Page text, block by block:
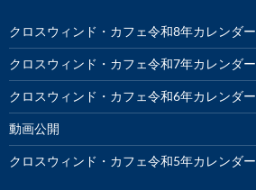
クロスウィンド・カフェ令和8年カレンダー
クロスウィンド・カフェ令和7年カレンダー
クロスウィンド・カフェ令和6年カレンダー
動画公開
クロスウィンド・カフェ令和5年カレンダー